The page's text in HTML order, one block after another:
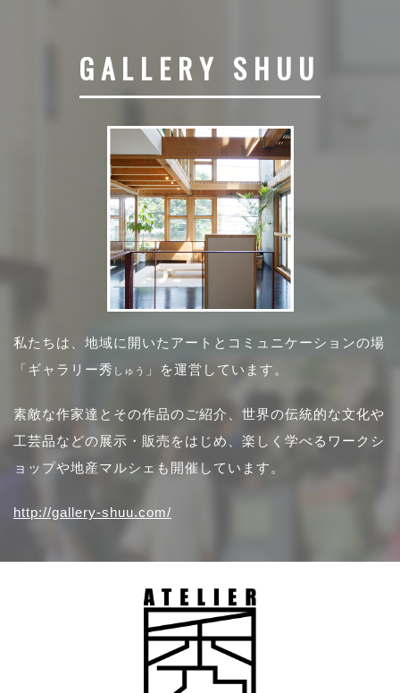
GALLERY SHUU
私たちは、地域に開いたアートとコミュニケーションの場
「ギャラリー秀 しゅう 」を運営しています。
素敵な作家達とその作品のご紹介、世界の伝統的な文化や
工芸品などの展示・販売をはじめ、楽しく学べるワークシ
ョップや地産マルシェも開催しています。
http://gallery-shuu.com/